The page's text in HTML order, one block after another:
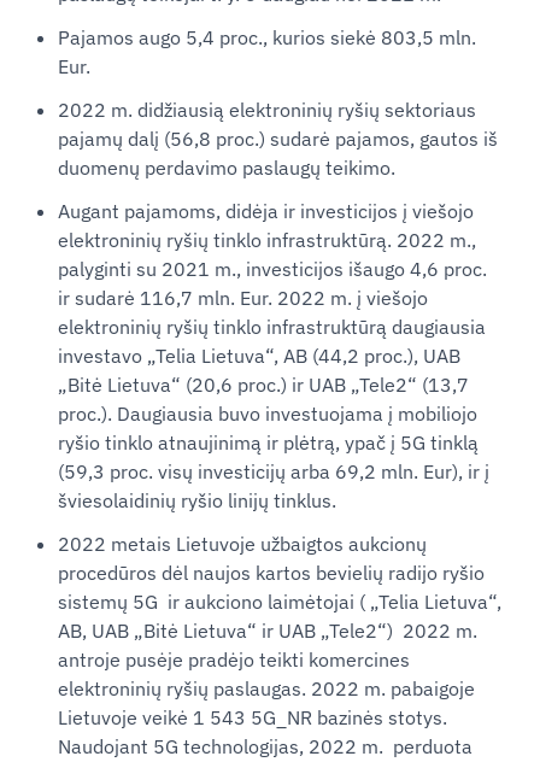
Pajamos augo 5,4 proc., kurios siekė 803,5 mln.
Eur.
2022 m. didžiausią elektroninių ryšių sektoriaus
pajamų dalį (56,8 proc.) sudarė pajamos, gautos iš
duomenų perdavimo paslaugų teikimo.
Augant pajamoms, didėja ir investicijos į viešojo
elektroninių ryšių tinklo infrastruktūrą. 2022 m.,
palyginti su 2021 m., investicijos išaugo 4,6 proc.
ir sudarė 116,7 mln. Eur. 2022 m. į viešojo
elektroninių ryšių tinklo infrastruktūrą daugiausia
investavo „Telia Lietuva“, AB (44,2 proc.), UAB
„Bitė Lietuva“ (20,6 proc.) ir UAB „Tele2“ (13,7
proc.). Daugiausia buvo investuojama į mobiliojo
ryšio tinklo atnaujinimą ir plėtrą, ypač į 5G tinklą
(59,3 proc. visų investicijų arba 69,2 mln. Eur), ir į
šviesolaidinių ryšio linijų tinklus.
2022 metais Lietuvoje užbaigtos aukcionų
procedūros dėl naujos kartos bevielių radijo ryšio
sistemų 5G ir aukciono laimėtojai ( „Telia Lietuva“,
AB, UAB „Bitė Lietuva“ ir UAB „Tele2“) 2022 m.
antroje pusėje pradėjo teikti komercines
elektroninių ryšių paslaugas. 2022 m. pabaigoje
Lietuvoje veikė 1 543 5G_NR bazinės stotys.
Naudojant 5G technologijas, 2022 m. perduota